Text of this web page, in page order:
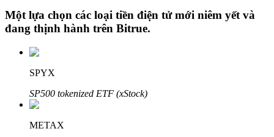
Đầu tư cố định và quản lý tài chính
Tận hưởng việc quản lý tài chính hiện tại và thu nhập lâu dài
Một lựa chọn các loại tiền điện tử mới niêm yết và
đang thịnh hành trên Bitrue.
SPYX
SP500 tokenized ETF (xStock)
METAX